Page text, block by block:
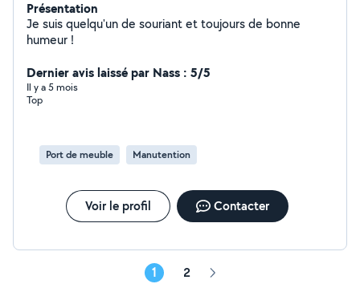
Présentation
Je suis quelqu'un de souriant et toujours de bonne
humeur !
Dernier avis laissé par Nass : 5/5
Il y a 5 mois
Top
Port de meuble Manutention
Voir le profil Contacter
1 2 Page